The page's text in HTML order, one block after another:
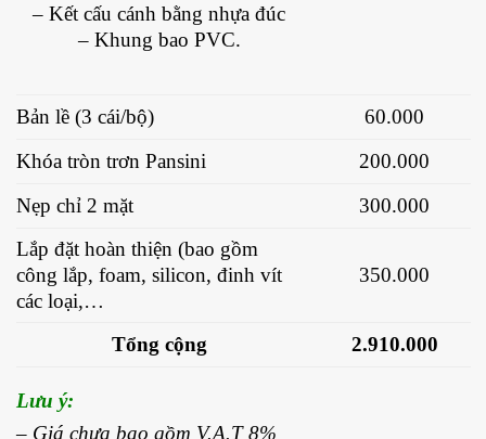
– Kết cấu cánh bằng nhựa đúc
– Khung bao PVC.
Bản lề (3 cái/bộ)
60.000
Khóa tròn trơn Pansini
200.000
Nẹp chỉ 2 mặt
300.000
Lắp đặt hoàn thiện (bao gồm
công lắp, foam, silicon, đinh vít
các loại,…
350.000
Tổng cộng 2.910.000
Lưu ý:
– Giá chưa bao gồm V.A.T 8%